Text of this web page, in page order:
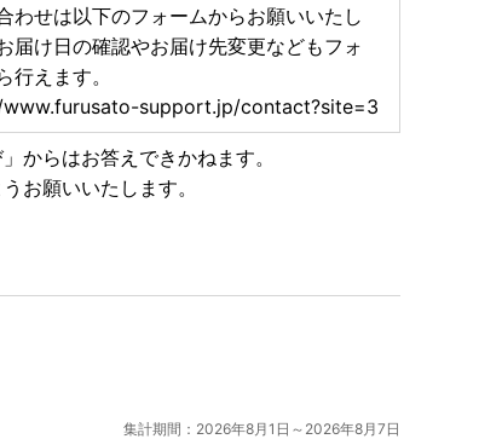
わせは以下のフォームからお願いいたし
届け日の確認やお届け先変更などもフォ
行えます。
support.jp/contact?site=3
からはお答えできかねます。
お願いいたします。
集計期間：2026年8月1日～2026年8月7日